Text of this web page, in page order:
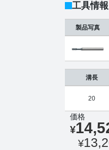
工具情報
製品写真
溝長
20
価格
¥
¥